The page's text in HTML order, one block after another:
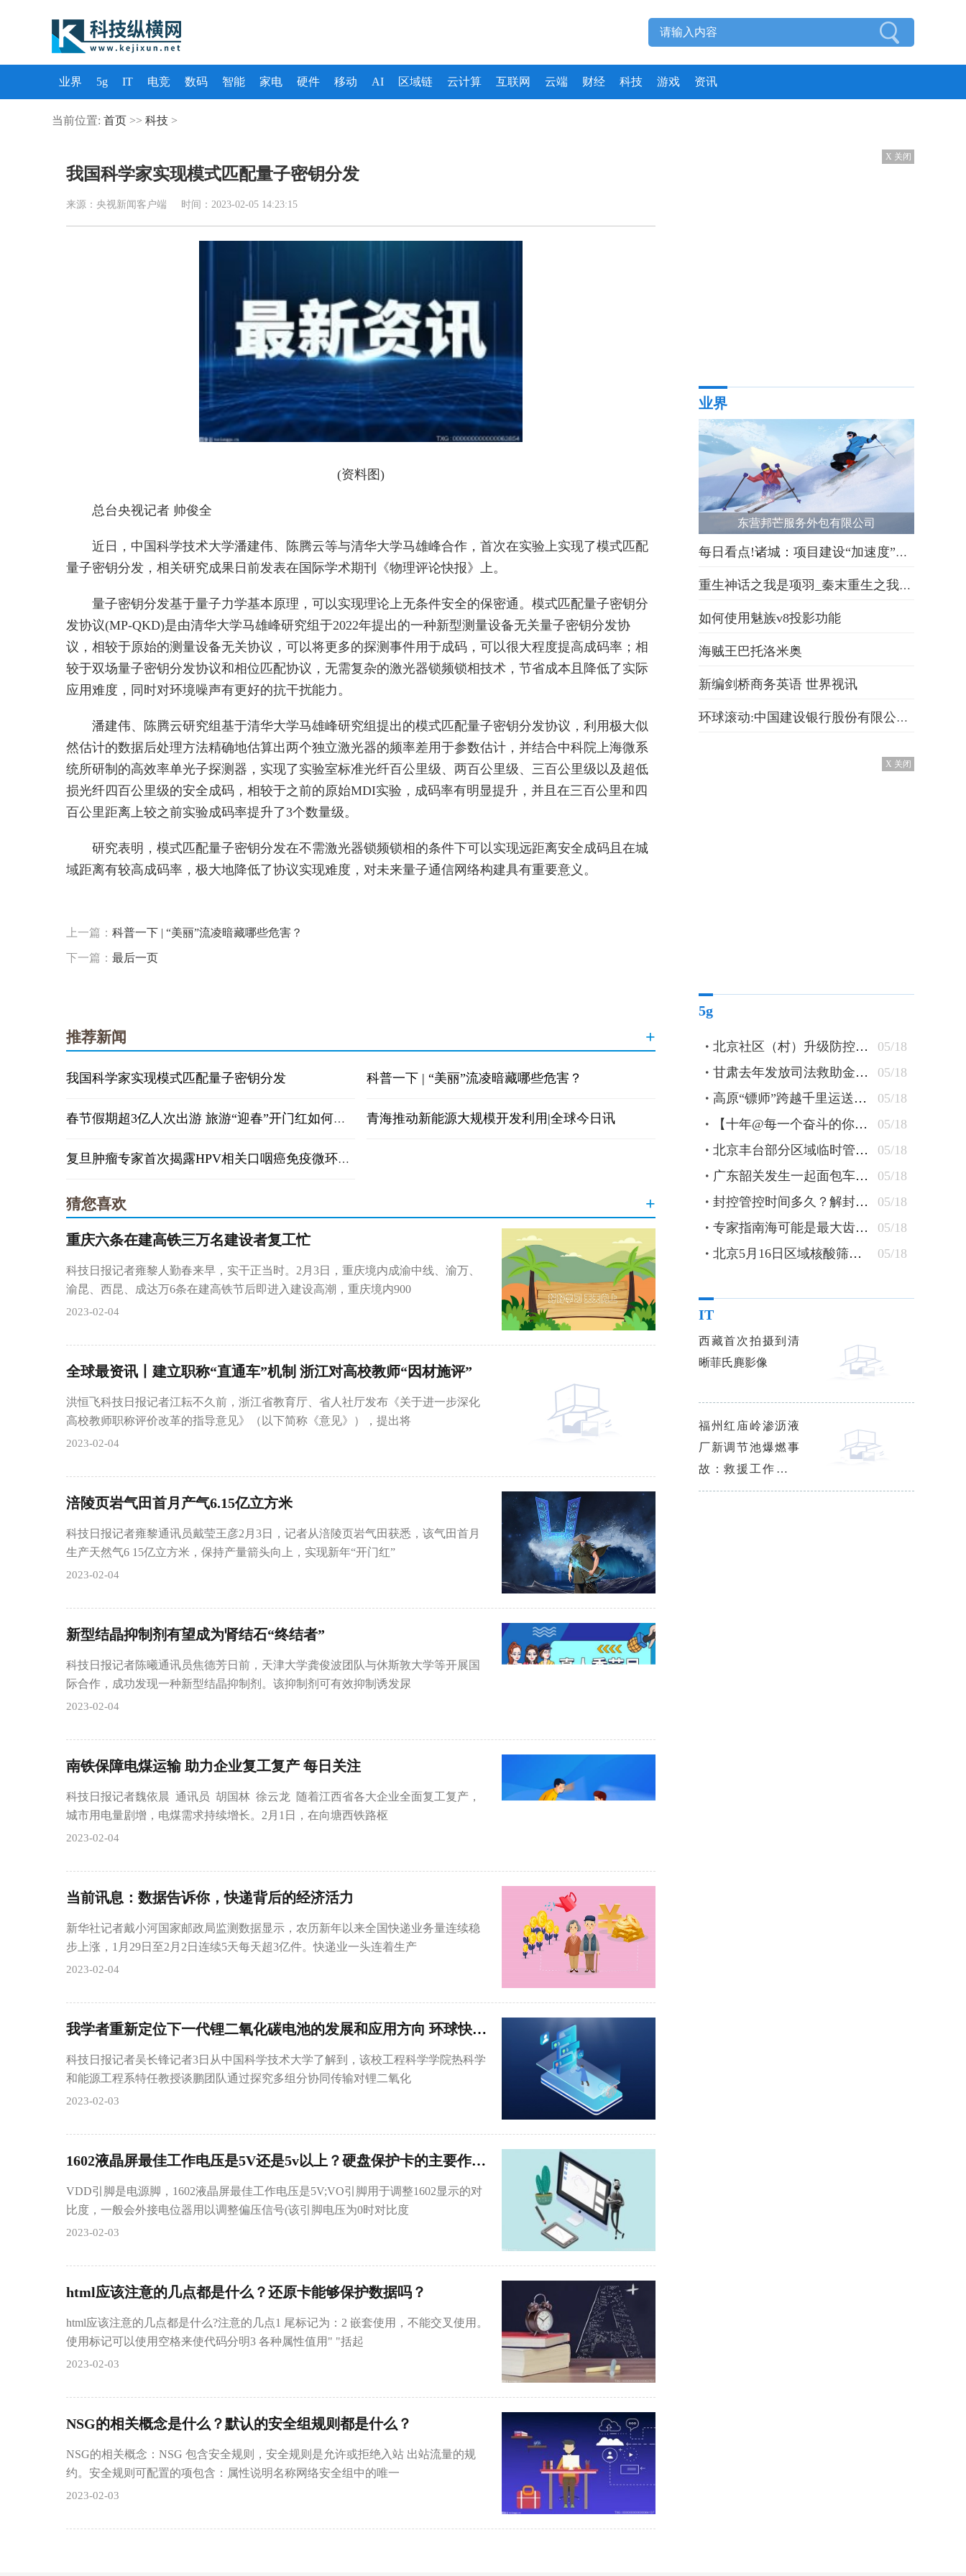
业界 5g IT 电竞 数码 智能 家电 硬件 移动 AI 区域链 云计算 互联网 云端 财经 科技 游戏 资讯
当前位置: 首页 >> 科技 >
我国科学家实现模式匹配量子密钥分发
来源：央视新闻客户端 时间：2023-02-05 14:23:15
(资料图)
总台央视记者 帅俊全
近日，中国科学技术大学潘建伟、陈腾云等与清华大学马雄峰合作，首次在实验上实现了模式匹配
量子密钥分发，相关研究成果日前发表在国际学术期刊《物理评论快报》上。
量子密钥分发基于量子力学基本原理，可以实现理论上无条件安全的保密通。模式匹配量子密钥分
发协议(MP-QKD)是由清华大学马雄峰研究组于2022年提出的一种新型测量设备无关量子密钥分发协
议，相较于原始的测量设备无关协议，可以将更多的探测事件用于成码，可以很大程度提高成码率；相
较于双场量子密钥分发协议和相位匹配协议，无需复杂的激光器锁频锁相技术，节省成本且降低了实际
应用难度，同时对环境噪声有更好的抗干扰能力。
潘建伟、陈腾云研究组基于清华大学马雄峰研究组提出的模式匹配量子密钥分发协议，利用极大似
然估计的数据后处理方法精确地估算出两个独立激光器的频率差用于参数估计，并结合中科院上海微系
统所研制的高效率单光子探测器，实现了实验室标准光纤百公里级、两百公里级、三百公里级以及超低
损光纤四百公里级的安全成码，相较于之前的原始MDI实验，成码率有明显提升，并且在三百公里和四
百公里距离上较之前实验成码率提升了3个数量级。
研究表明，模式匹配量子密钥分发在不需激光器锁频锁相的条件下可以实现远距离安全成码且在城
域距离有较高成码率，极大地降低了协议实现难度，对未来量子通信网络构建具有重要意义。
上一篇： 科普一下 | “美丽”流凌暗藏哪些危害？
下一篇： 最后一页
推荐新闻 +
我国科学家实现模式匹配量子密钥分发 科普一下 | “美丽”流凌暗藏哪些危害？
春节假期超3亿人次出游 旅游“迎春”开门红如何持续？|今日热搜 青海推动新能源大规模开发利用|全球今日讯
复旦肿瘤专家首次揭露HPV相关口咽癌免疫微环境独特T细胞亚群
猜您喜欢 +
重庆六条在建高铁三万名建设者复工忙
科技日报记者雍黎人勤春来早，实干正当时。2月3日，重庆境内成渝中线、渝万、
渝昆、西昆、成达万6条在建高铁节后即进入建设高潮，重庆境内900
2023-02-04
全球最资讯丨建立职称“直通车”机制 浙江对高校教师“因材施评”
洪恒飞科技日报记者江耘不久前，浙江省教育厅、省人社厅发布《关于进一步深化
高校教师职称评价改革的指导意见》（以下简称《意见》），提出将
2023-02-04
涪陵页岩气田首月产气6.15亿立方米
科技日报记者雍黎通讯员戴莹王彦2月3日，记者从涪陵页岩气田获悉，该气田首月
生产天然气6 15亿立方米，保持产量箭头向上，实现新年“开门红”
2023-02-04
新型结晶抑制剂有望成为肾结石“终结者”
科技日报记者陈曦通讯员焦德芳日前，天津大学龚俊波团队与休斯敦大学等开展国
际合作，成功发现一种新型结晶抑制剂。该抑制剂可有效抑制诱发尿
2023-02-04
南铁保障电煤运输 助力企业复工复产 每日关注
科技日报记者魏依晨 通讯员 胡国林 徐云龙 随着江西省各大企业全面复工复产，
城市用电量剧增，电煤需求持续增长。2月1日，在向塘西铁路枢
2023-02-04
当前讯息：数据告诉你，快递背后的经济活力
新华社记者戴小河国家邮政局监测数据显示，农历新年以来全国快递业务量连续稳
步上涨，1月29日至2月2日连续5天每天超3亿件。快递业一头连着生产
2023-02-04
我学者重新定位下一代锂二氧化碳电池的发展和应用方向 环球快资讯
科技日报记者吴长锋记者3日从中国科学技术大学了解到，该校工程科学学院热科学
和能源工程系特任教授谈鹏团队通过探究多组分协同传输对锂二氧化
2023-02-03
1602液晶屏最佳工作电压是5V还是5v以上？硬盘保护卡的主要作用是？
VDD引脚是电源脚，1602液晶屏最佳工作电压是5V;VO引脚用于调整1602显示的对
比度，一般会外接电位器用以调整偏压信号(该引脚电压为0时对比度
2023-02-03
html应该注意的几点都是什么？还原卡能够保护数据吗？
html应该注意的几点都是什么?注意的几点1 尾标记为：2 嵌套使用，不能交叉使用。
使用标记可以使用空格来使代码分明3 各种属性值用" "括起
2023-02-03
NSG的相关概念是什么？默认的安全组规则都是什么？
NSG的相关概念：NSG 包含安全规则，安全规则是允许或拒绝入站 出站流量的规
约。安全规则可配置的项包含：属性说明名称网络安全组中的唯一
2023-02-03
X 关闭
业界
东营邦芒服务外包有限公司
每日看点!诸城：项目建设“加速度”，奋力冲刺“开门红”
重生神话之我是项羽_秦末重生之我是项羽
如何使用魅族v8投影功能
海贼王巴托洛米奥
新编剑桥商务英语 世界视讯
环球滚动:中国建设银行股份有限公司太原铜锣湾支行
X 关闭
5g
05/18
北京社区（村）升级防控措施 24小时卡口值守查验48小时核酸
05/18
甘肃去年发放司法救助金逾1300万元 防止当事人“因案致贫”
05/18
高原“镖师”跨越千里运送钢轨
05/18
【十年@每一个奋斗的你】蒙古族刺绣匠人：指尖飞花 “绣”出农牧民美好新生活
05/18
北京丰台部分区域临时管控 原则上“足不出户”杜绝聚集
05/18
广东韶关发生一起面包车坠水事件 车上10人全部遇难
05/18
封控管控时间多久？解封条件有哪些？北京疾控详解
05/18
专家指南海可能是最大齿鲸抹香鲸重要繁育场
05/18
北京5月16日区域核酸筛查检出5管混采阳性
IT
西藏首次拍摄到清
晰菲氏麂影像
福州红庙岭渗沥液
厂新调节池爆燃事
故：救援工作已基
本结束